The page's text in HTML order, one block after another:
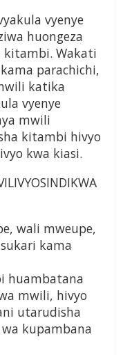
vyenye
huongeza
Wakati
parachichi,
katika
vyenye
mwili
kitambi hivyo
kwa kiasi.
wali mweupe,
kama
huambatana
mwili, hivyo
utarudisha
kupambana